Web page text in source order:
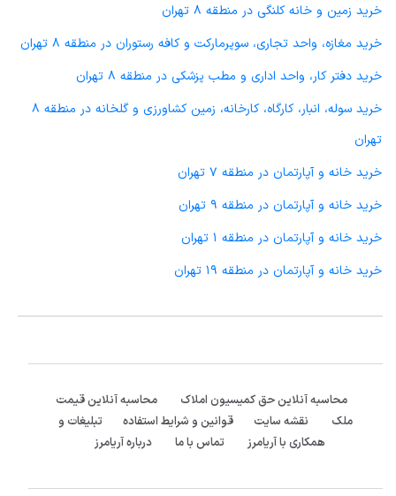
خرید زمین و خانه کلنگی در منطقه 8 تهران
خرید مغازه، واحد تجاری، سوپرمارکت و کافه رستوران در منطقه 8 تهران
خرید دفتر کار، واحد اداری و مطب پزشکی در منطقه 8 تهران
خرید سوله، انبار، کارگاه، کارخانه، زمین کشاورزی و گلخانه در منطقه 8
تهران
خرید خانه و آپارتمان در منطقه 7 تهران
خرید خانه و آپارتمان در منطقه 9 تهران
خرید خانه و آپارتمان در منطقه 1 تهران
خرید خانه و آپارتمان در منطقه 19 تهران
محاسبه آنلاین حق کمیسیون املاک
محاسبه آنلاین قیمت
ملک
نقشه سایت قوانین و شرایط استفاده
تبلیغات و
همکاری با آریامرز
تماس با ما درباره آریامرز